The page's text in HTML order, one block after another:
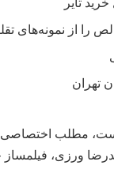
را از نمونه‌های
تهران
مطلب اختصاصی
ورزی، فیلمساز